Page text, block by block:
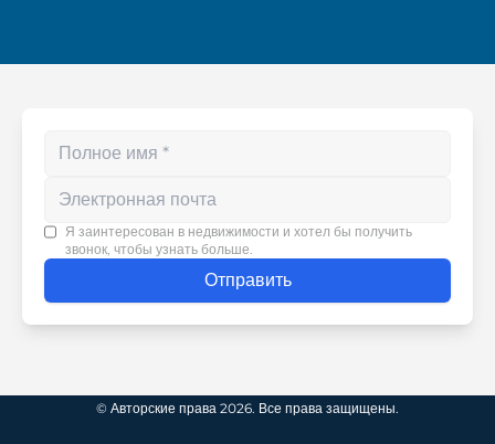
Enter your phone number
Я заинтересован в недвижимости и хотел бы получить
звонок, чтобы узнать больше.
Отправить
© Авторские права 2026. Все права защищены.